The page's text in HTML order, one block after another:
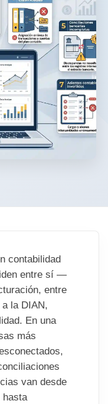
contabilidad
entre sí —
entre
la DIAN,
En una
más
van desde
hasta